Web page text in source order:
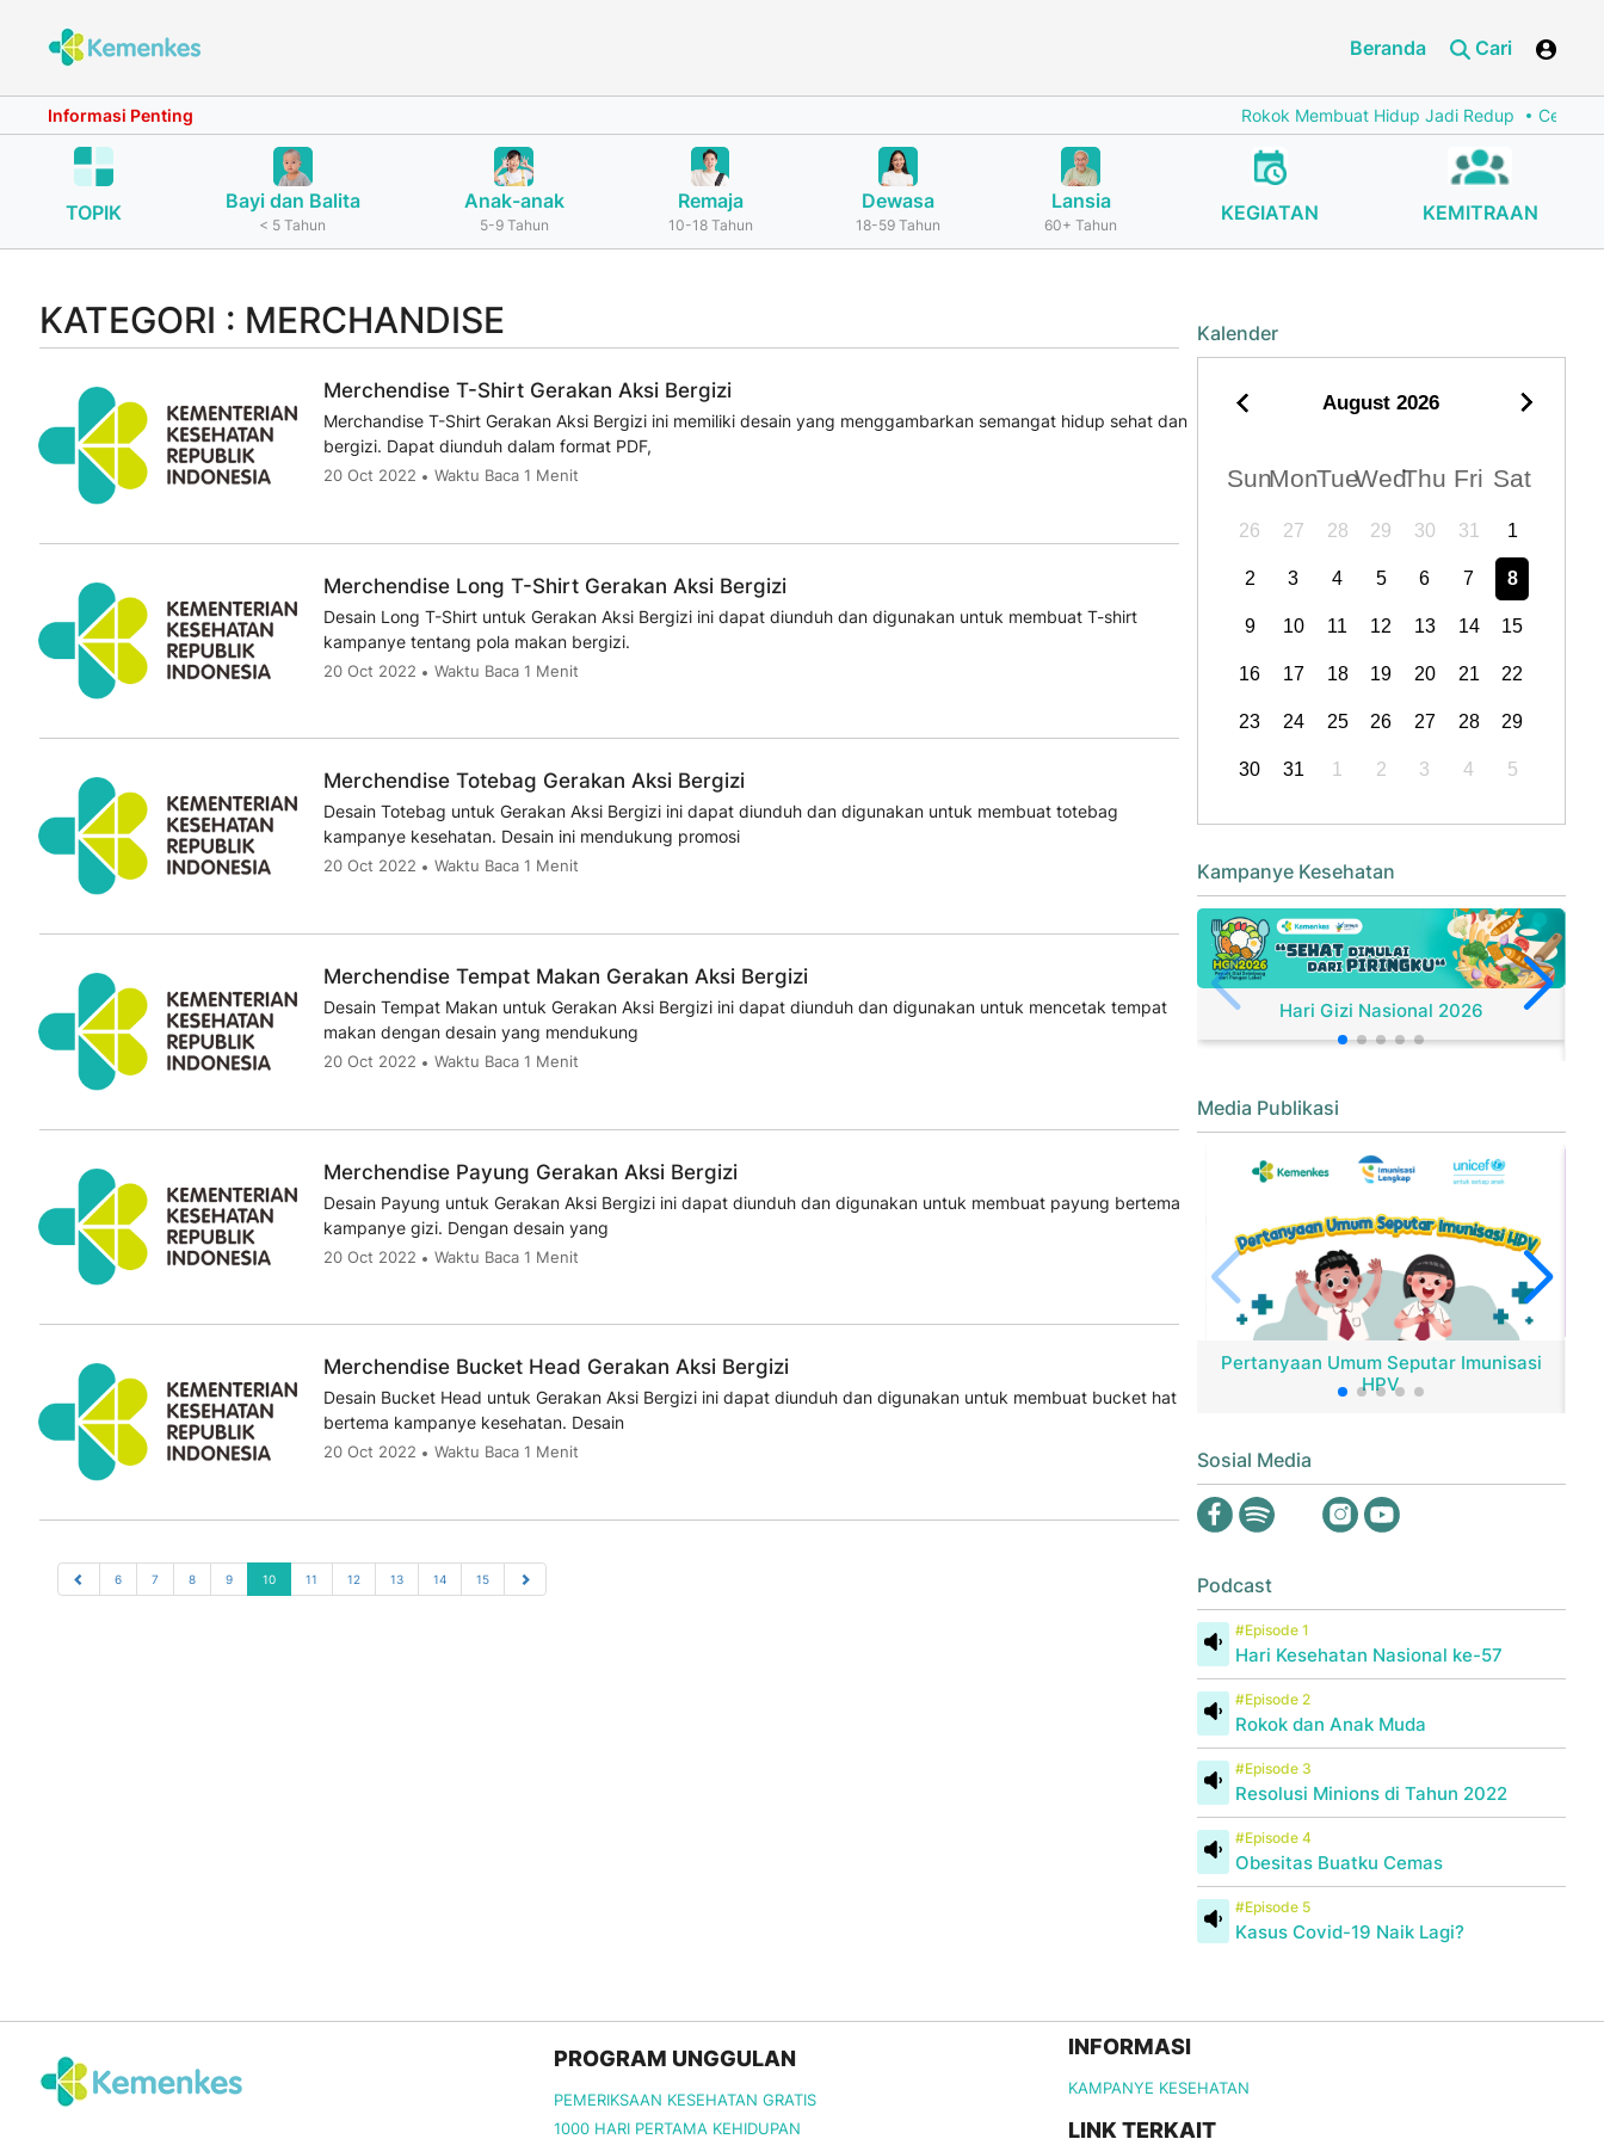
Beranda Cari
Informasi Penting Rokok Membuat Hidup Jadi Redup Cegah
TOPIK Bayi dan Balita
< 5 Tahun
Anak-anak
5-9 Tahun
Remaja
10-18 Tahun
Dewasa
18-59 Tahun
Lansia
60+ Tahun
KEGIATAN KEMITRAAN
KATEGORI : MERCHANDISE
Merchendise T-Shirt Gerakan Aksi Bergizi
Merchandise T-Shirt Gerakan Aksi Bergizi ini memiliki desain yang menggambarkan semangat hidup sehat dan
bergizi. Dapat diunduh dalam format PDF,
20 Oct 2022 Waktu Baca 1 Menit
Merchendise Long T-Shirt Gerakan Aksi Bergizi
Desain Long T-Shirt untuk Gerakan Aksi Bergizi ini dapat diunduh dan digunakan untuk membuat T-shirt
kampanye tentang pola makan bergizi.
20 Oct 2022 Waktu Baca 1 Menit
Merchendise Totebag Gerakan Aksi Bergizi
Desain Totebag untuk Gerakan Aksi Bergizi ini dapat diunduh dan digunakan untuk membuat totebag
kampanye kesehatan. Desain ini mendukung promosi
20 Oct 2022 Waktu Baca 1 Menit
Merchendise Tempat Makan Gerakan Aksi Bergizi
Desain Tempat Makan untuk Gerakan Aksi Bergizi ini dapat diunduh dan digunakan untuk mencetak tempat
makan dengan desain yang mendukung
20 Oct 2022 Waktu Baca 1 Menit
Merchendise Payung Gerakan Aksi Bergizi
Desain Payung untuk Gerakan Aksi Bergizi ini dapat diunduh dan digunakan untuk membuat payung bertema
kampanye gizi. Dengan desain yang
20 Oct 2022 Waktu Baca 1 Menit
Merchendise Bucket Head Gerakan Aksi Bergizi
Desain Bucket Head untuk Gerakan Aksi Bergizi ini dapat diunduh dan digunakan untuk membuat bucket hat
bertema kampanye kesehatan. Desain
20 Oct 2022 Waktu Baca 1 Menit
6 7 8 9 10 11 12 13 14 15
Kalender
August 2026
SunMonTueWedThu Fri Sat
26 27 28 29 30 31 1
2 3 4 5 6 7 8
9 10 11 12 13 14 15
16 17 18 19 20 21 22
23 24 25 26 27 28 29
30 31 1 2 3 4 5
Kampanye Kesehatan
Hari Gizi Nasional 2026
Media Publikasi
Pertanyaan Umum Seputar Imunisasi
HPV
Sosial Media
Podcast
#Episode 1
Hari Kesehatan Nasional ke-57
#Episode 2
Rokok dan Anak Muda
#Episode 3
Resolusi Minions di Tahun 2022
#Episode 4
Obesitas Buatku Cemas
#Episode 5
Kasus Covid-19 Naik Lagi?
PROGRAM UNGGULAN
PEMERIKSAAN KESEHATAN GRATIS
1000 HARI PERTAMA KEHIDUPAN
INFORMASI
KAMPANYE KESEHATAN
LINK TERKAIT